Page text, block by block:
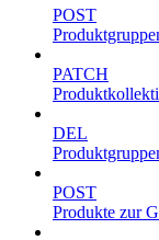
POST
PATCH
DEL
POST
Produkte zur